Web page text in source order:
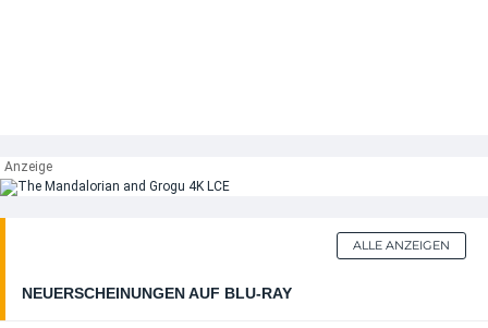
NEUERSCHEINUNGEN AUF BLU-RAY
ALLE ANZEIGEN